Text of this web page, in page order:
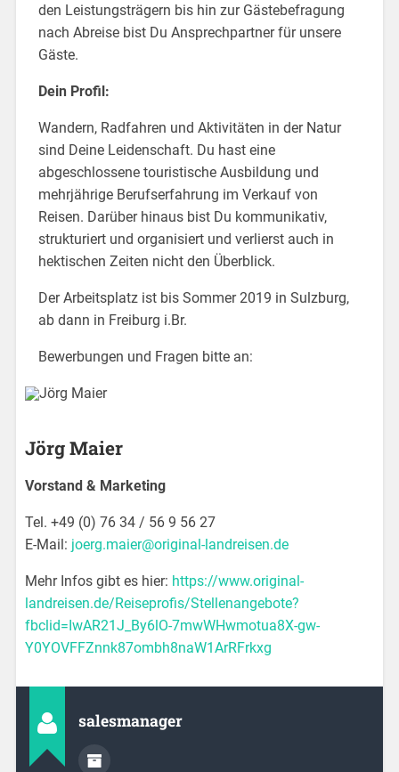
den Leistungsträgern bis hin zur Gästebefragung
nach Abreise bist Du Ansprechpartner für unsere
Gäste.
Dein Profil:
Wandern, Radfahren und Aktivitäten in der Natur
sind Deine Leidenschaft. Du hast eine
abgeschlossene touristische Ausbildung und
mehrjährige Berufserfahrung im Verkauf von
Reisen. Darüber hinaus bist Du kommunikativ,
strukturiert und organisiert und verlierst auch in
hektischen Zeiten nicht den Überblick.
Der Arbeitsplatz ist bis Sommer 2019 in Sulzburg,
ab dann in Freiburg i.Br.
Bewerbungen und Fragen bitte an:
Jörg Maier
Vorstand & Marketing
Tel. +49 (0) 76 34 / 56 9 56 27
E-Mail: joerg.maier@original-landreisen.de
Mehr Infos gibt es hier: https://www.original-
landreisen.de/Reiseprofis/Stellenangebote?
fbclid=IwAR21J_By6lO-7mwWHwmotua8X-gw-
Y0YOVFFZnnk87ombh8naW1ArRFrkxg
salesmanager